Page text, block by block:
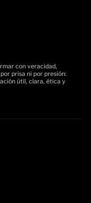
con veracidad,
prisa ni por presión:
útil, clara, ética y